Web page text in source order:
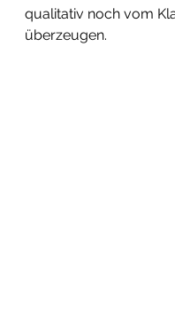
qualitativ noch vom
überzeugen.